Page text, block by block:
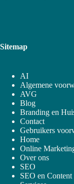
Sitemap
AI
Algemene
AVG
Blog
Branding en
Contact
Gebruikers
Home
Online
Over ons
SEO
SEO en Content